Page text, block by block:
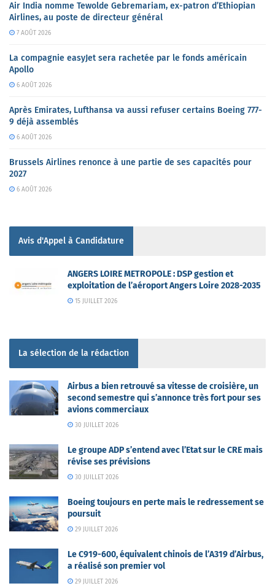
Air India nomme Tewolde Gebremariam, ex-patron d’Ethiopian
Airlines, au poste de directeur général
7 AOÛT 2026
La compagnie easyJet sera rachetée par le fonds américain
Apollo
6 AOÛT 2026
Après Emirates, Lufthansa va aussi refuser certains Boeing 777-
9 déjà assemblés
6 AOÛT 2026
Brussels Airlines renonce à une partie de ses capacités pour
2027
6 AOÛT 2026
Avis d'Appel à Candidature
ANGERS LOIRE METROPOLE : DSP gestion et
exploitation de l’aéroport Angers Loire 2028-2035
15 JUILLET 2026
La sélection de la rédaction
Airbus a bien retrouvé sa vitesse de croisière, un
second semestre qui s’annonce très fort pour ses
avions commerciaux
30 JUILLET 2026
Le groupe ADP s’entend avec l’Etat sur le CRE mais
révise ses prévisions
30 JUILLET 2026
Boeing toujours en perte mais le redressement se
poursuit
29 JUILLET 2026
Le C919-600, équivalent chinois de l’A319 d’Airbus,
a réalisé son premier vol
29 JUILLET 2026